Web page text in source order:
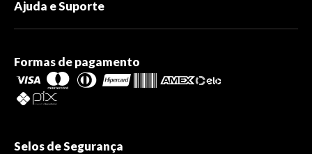
Ajuda e Suporte
Formas de pagamento
Selos de Segurança